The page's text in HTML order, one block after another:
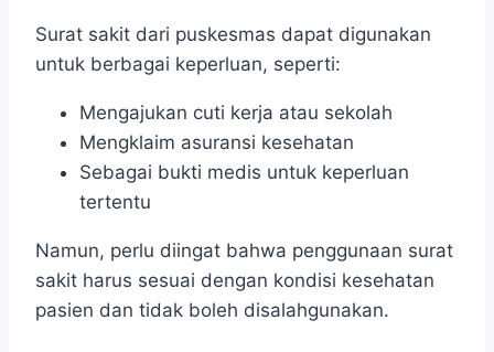
Surat sakit dari puskesmas dapat digunakan
untuk berbagai keperluan, seperti:
Mengajukan cuti kerja atau sekolah
Mengklaim asuransi kesehatan
Sebagai bukti medis untuk keperluan
tertentu
Namun, perlu diingat bahwa penggunaan surat
sakit harus sesuai dengan kondisi kesehatan
pasien dan tidak boleh disalahgunakan.